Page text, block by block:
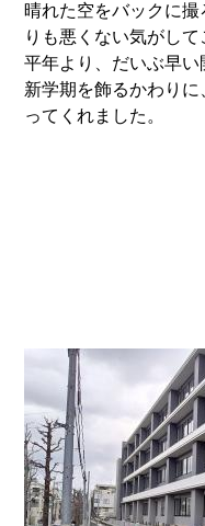
晴れた空をバックに
りも悪くない気がして
平年より、だいぶ早い
新学期を飾るかわり
ってくれました。